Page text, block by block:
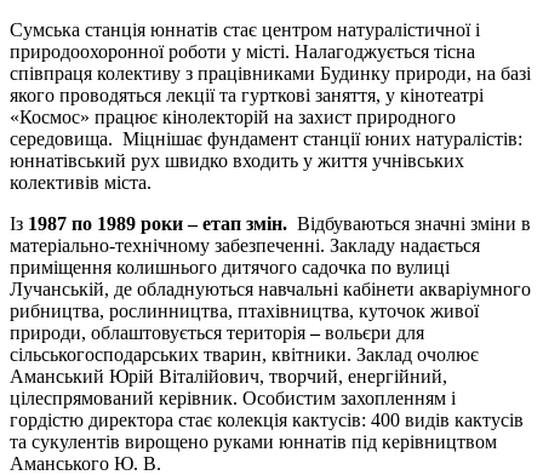
Сумська станція юннатів стає центром натуралістичної і
природоохоронної роботи у місті. Налагоджується тісна
співпраця колективу з працівниками Будинку природи, на базі
якого проводяться лекції та гурткові заняття, у кінотеатрі
«Космос» працює кінолекторій на захист природного
середовища. Міцнішає фундамент станції юних натуралістів:
юннатівський рух швидко входить у життя учнівських
колективів міста.
Із 1987 по 1989 роки – етап змін. Відбуваються значні зміни в
матеріально-технічному забезпеченні. Закладу надається
приміщення колишнього дитячого садочка по вулиці
Лучанській, де обладнуються навчальні кабінети акваріумного
рибництва, рослинництва, птахівництва, куточок живої
природи, облаштовується територія–вольєри для
сільськогосподарських тварин, квітники. Заклад очолює
Аманський Юрій Віталійович, творчий, енергійний,
цілеспрямований керівник. Особистим захопленням і
гордістю директора стає колекція кактусів: 400 видів кактусів
та сукулентів вирощено руками юннатів під керівництвом
Аманського Ю. В.